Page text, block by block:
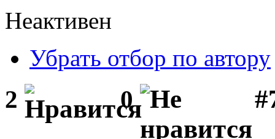
Неактивен
Убрать отбор по автору
2 0